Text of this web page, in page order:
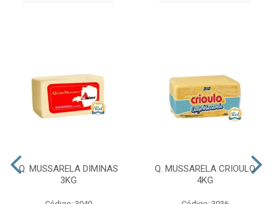
Q. MUSSARELA DIMINAS
3KG
Q. MUSSARELA CRIOULO
4KG